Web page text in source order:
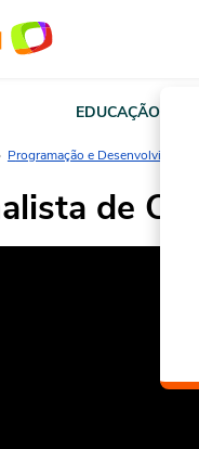
EDUCAÇÃO
Programação e Desenvolvimento
de